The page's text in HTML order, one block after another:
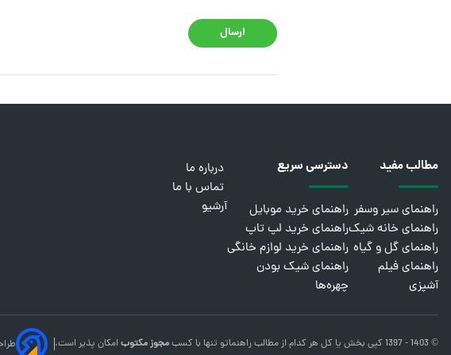
ارسال
مطالب مفید
راهنمای سیر وسفر
راهنمای خانه شیک
راهنمای گل و گیاه
راهنمای فیلم
آشپزی
دسترسی سریع
راهنمای خرید موبایل
راهنمای خرید لپ تاپ
راهنمای خرید لوازم خانگی
راهنمای شیک بودن
چهره‌ها
درباره ما
تماس با ما
آرشیو
© 1403 - 1397 کپی بخش یا کل هر کدام از مطالب راهنماتو تنها با کسبمجوز مکتوبامکان پذیر است.